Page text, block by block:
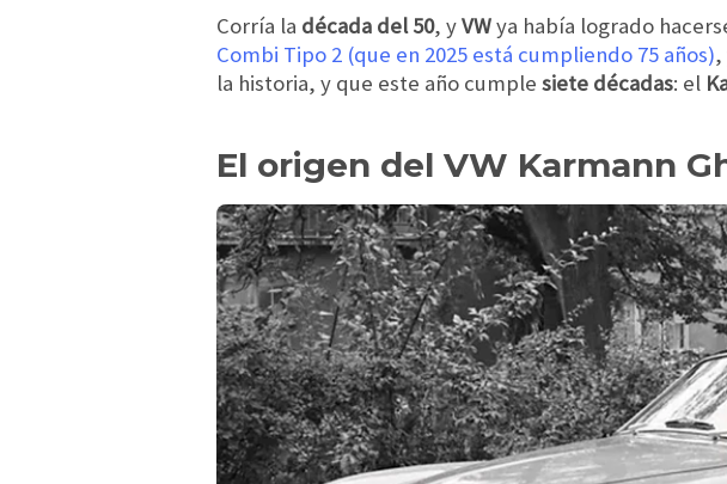
Corría la década del 50, yVWya había logrado
Combi Tipo 2 (que en 2025 está cumpliendo 75 años),
la historia, y que este año cumple siete décadas: el
El origen del VW Karmann